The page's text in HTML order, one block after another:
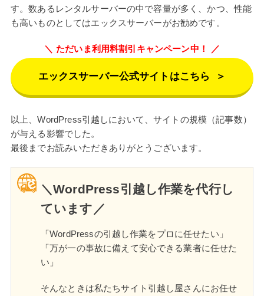
す。数あるレンタルサーバーの中で容量が多く、かつ、性能
も高いものとしてはエックスサーバーがお勧めです。
ただいま利用料割引キャンペーン中！
エックスサーバー公式サイトはこちら ＞
以上、WordPress引越しにおいて、サイトの規模（記事数）
が与える影響でした。
最後までお読みいただきありがとうございます。
＼WordPress引越し作業を代行し
ています／
「WordPressの引越し作業をプロに任せたい」
「万が一の事故に備えて安心できる業者に任せた
い」
そんなときは私たちサイト引越し屋さんにお任せ